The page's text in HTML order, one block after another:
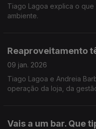
Tiago Lagoa explica o
ambiente.
Reaproveitamento
09 jan. 2026
Tiago Lagoa e Andreia
operação da loja, da
Vais a um bar. Que